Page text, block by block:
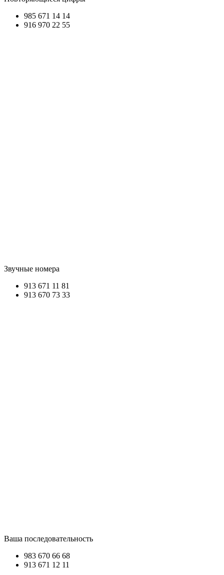
985 671 14 14
916 970 22 55
Звучные номера
913 671 11 81
913 670 73 33
Ваша последовательность
983 670 66 68
913 671 12 11